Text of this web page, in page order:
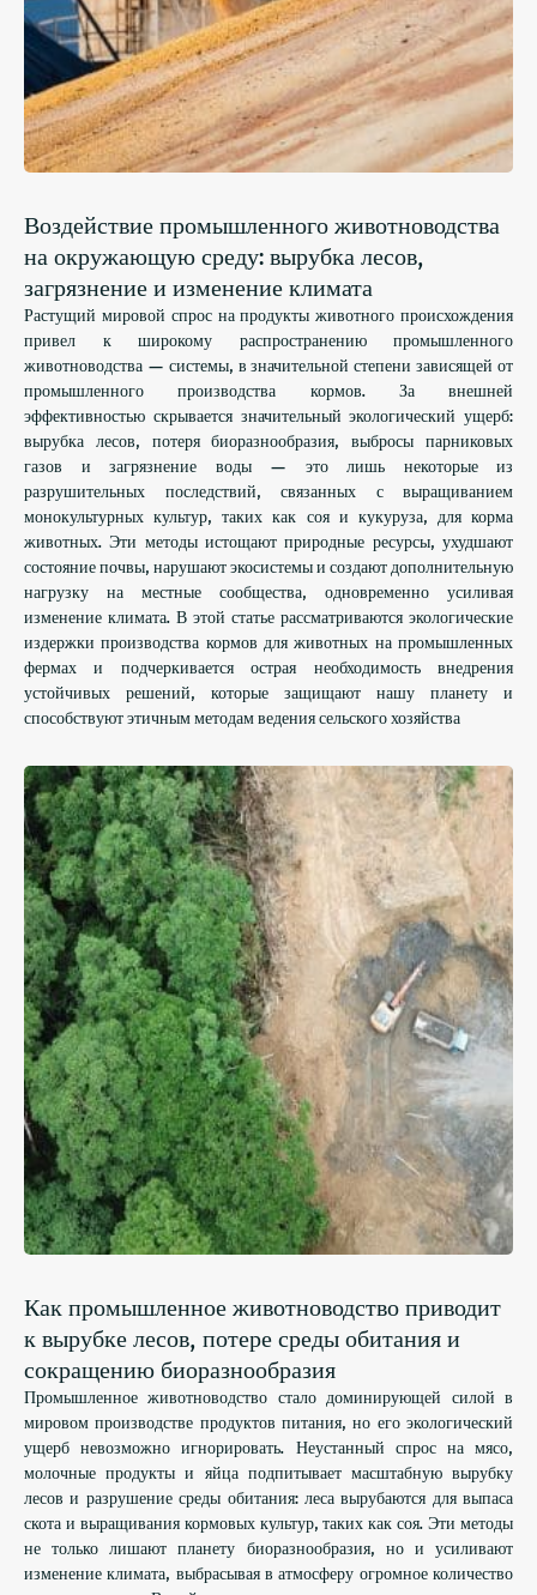
Воздействие промышленного животноводства
на окружающую среду: вырубка лесов,
загрязнение и изменение климата
Растущий мировой спрос на продукты животного происхождения
привел к широкому распространению промышленного
животноводства — системы, в значительной степени зависящей от
промышленного производства кормов. За внешней
эффективностью скрывается значительный экологический ущерб:
вырубка лесов, потеря биоразнообразия, выбросы парниковых
газов и загрязнение воды — это лишь некоторые из
разрушительных последствий, связанных с выращиванием
монокультурных культур, таких как соя и кукуруза, для корма
животных. Эти методы истощают природные ресурсы, ухудшают
состояние почвы, нарушают экосистемы и создают дополнительную
нагрузку на местные сообщества, одновременно усиливая
изменение климата. В этой статье рассматриваются экологические
издержки производства кормов для животных на промышленных
фермах и подчеркивается острая необходимость внедрения
устойчивых решений, которые защищают нашу планету и
способствуют этичным методам ведения сельского хозяйства
Как промышленное животноводство приводит
к вырубке лесов, потере среды обитания и
сокращению биоразнообразия
Промышленное животноводство стало доминирующей силой в
мировом производстве продуктов питания, но его экологический
ущерб невозможно игнорировать. Неустанный спрос на мясо,
молочные продукты и яйца подпитывает масштабную вырубку
лесов и разрушение среды обитания: леса вырубаются для выпаса
скота и выращивания кормовых культур, таких как соя. Эти методы
не только лишают планету биоразнообразия, но и усиливают
изменение климата, выбрасывая в атмосферу огромное количество